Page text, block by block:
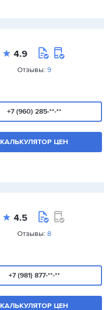
4.9
Отзывы: 9
+7 (960) 285-**-**
КАЛЬКУЛЯТОР ЦЕН
4.5
Отзывы: 8
+7 (981) 877-**-**
КАЛЬКУЛЯТОР ЦЕН